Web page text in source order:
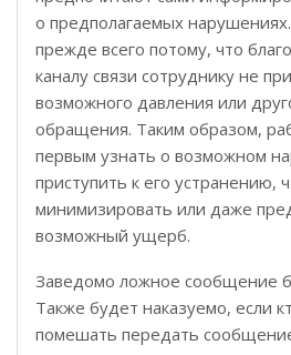
о предполагаемых
прежде всего потому, что
каналу связи сотруднику не
возможного давления или
обращения. Таким образом,
первым узнать о возможном
приступить к его устранению,
минимизировать или даже
возможный ущерб.
Заведомо ложное сообщение
Также будет наказуемо, если
помешать передать